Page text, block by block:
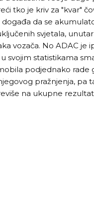
tko je kriv za "kvar"
da se
svjetala,
vozača. No ADAC je
svojim statistikama
podjednako rade
pražnjenja, pa
na ukupne